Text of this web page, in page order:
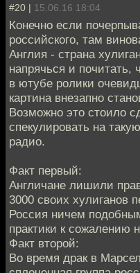
#20 | 15.06.16 18:04
Конечно если
российского, там
Англия - страна
напрячься и почитать,
в ютубе ролики
картина внезапно
Возможно это стоило
спекулировать на
радио.
Факт первый:
Англичане лишили
3000 своих хулиганов
Россия ничем
практики к сожалению
Факт второй:
Во время драк в